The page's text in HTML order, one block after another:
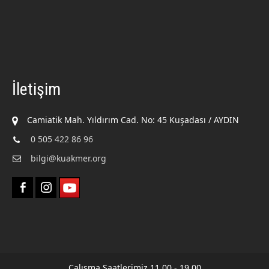
İletişim
Camiatik Mah. Yıldırım Cad. No: 45 Kuşadası / AYDIN
0 505 422 86 96
bilgi@kuakmer.org